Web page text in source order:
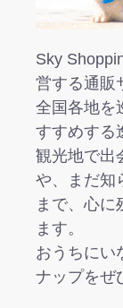
Sky
営する通販
全国各地を
すすめする
観光地で出
や、まだ知
まで、心に
ます。
おうちにい
ナップをぜ